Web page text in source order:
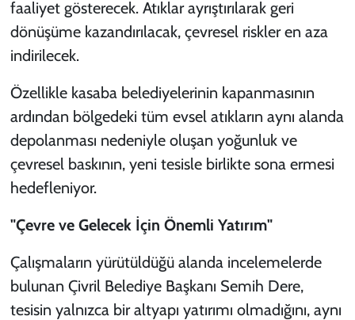
faaliyet gösterecek. Atıklar ayrıştırılarak geri
dönüşüme kazandırılacak, çevresel riskler en aza
indirilecek.
Özellikle kasaba belediyelerinin kapanmasının
ardından bölgedeki tüm evsel atıkların aynı alanda
depolanması nedeniyle oluşan yoğunluk ve
çevresel baskının, yeni tesisle birlikte sona ermesi
hedefleniyor.
"Çevre ve Gelecek İçin Önemli Yatırım"
Çalışmaların yürütüldüğü alanda incelemelerde
bulunan Çivril Belediye Başkanı Semih Dere,
tesisin yalnızca bir altyapı yatırımı olmadığını, aynı